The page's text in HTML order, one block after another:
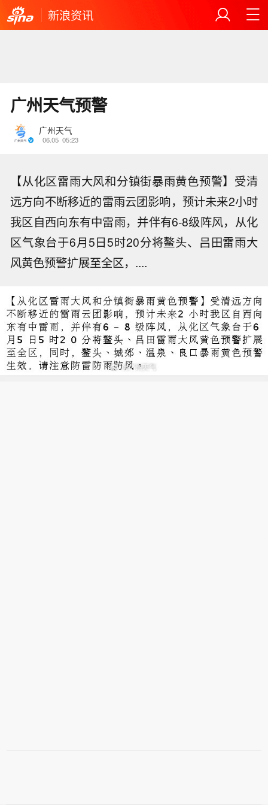
新浪资讯
广州天气预警
广州天气
06.05 05:23
【从化区雷雨大风和分镇街暴雨黄色预警】受清
远方向不断移近的雷雨云团影响，预计未来2小时
我区自西向东有中雷雨，并伴有6-8级阵风，从化
区气象台于6月5日5时20分将鳌头、吕田雷雨大
风黄色预警扩展至全区，....